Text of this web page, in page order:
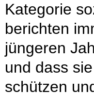
Kategorie
berichten
jüngeren
und dass
schützen